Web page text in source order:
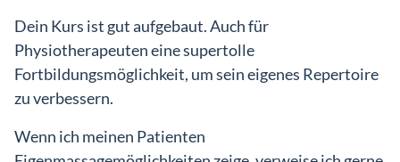
Dein Kurs ist gut aufgebaut. Auch für
Physiotherapeuten eine supertolle
Fortbildungsmöglichkeit, um sein eigenes Repertoire
zu verbessern.
Wenn ich meinen Patienten